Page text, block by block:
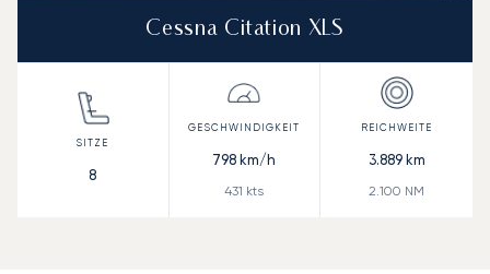
Cessna Citation XLS
8
798 km/h
431 kts
3.889km
2.100 NM